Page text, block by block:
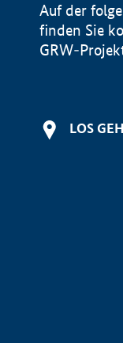
Auf der
finden Sie
GRW-
LOS